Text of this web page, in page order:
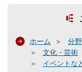
ホーム 分
文化・芸術
イベントな